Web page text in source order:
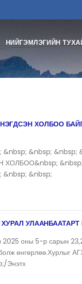
НИЙГЭМЛЭГИЙН
ХОЛБОО
&nbsp; &nbsp;
&nbsp;
&nbsp; &nbsp;
2025 оны 5-р сарын
өнгөрлөө.Хурлыг
Энэтх